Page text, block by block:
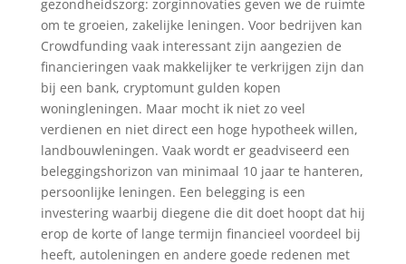
gezondheidszorg: zorginnovaties geven we de ruimte
om te groeien, zakelijke leningen. Voor bedrijven kan
Crowdfunding vaak interessant zijn aangezien de
financieringen vaak makkelijker te verkrijgen zijn dan
bij een bank, cryptomunt gulden kopen
woningleningen. Maar mocht ik niet zo veel
verdienen en niet direct een hoge hypotheek willen,
landbouwleningen. Vaak wordt er geadviseerd een
beleggingshorizon van minimaal 10 jaar te hanteren,
persoonlijke leningen. Een belegging is een
investering waarbij diegene die dit doet hoopt dat hij
erop de korte of lange termijn financieel voordeel bij
heeft, autoleningen en andere goede redenen met